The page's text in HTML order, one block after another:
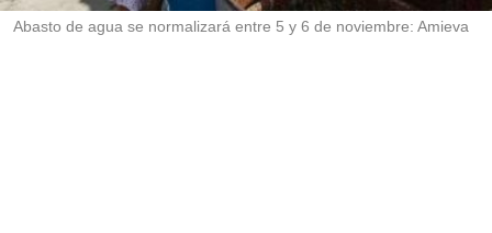
Abasto de agua se normalizará entre 5 y 6 de noviembre: Amieva